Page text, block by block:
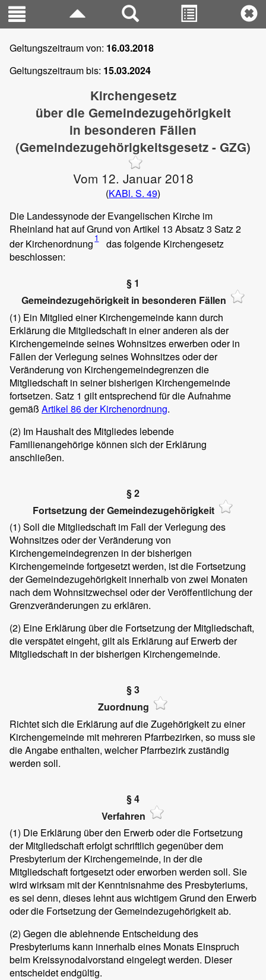
Geltungszeitraum von: 16.03.2018
Geltungszeitraum bis: 15.03.2024
Kirchengesetz
über die Gemeindezugehörigkeit
in besonderen Fällen
(Gemeindezugehörigkeitsgesetz - GZG)
Vom 12. Januar 2018
(KABl. S. 49)
Die Landessynode der Evangelischen Kirche im
Rheinland hat auf Grund von Artikel 13 Absatz 3 Satz 2
der Kirchenordnung 1
das folgende Kirchengesetz
beschlossen:
§ 1
Gemeindezugehörigkeit in besonderen Fällen
(1) Ein Mitglied einer Kirchengemeinde kann durch
Erklärung die Mitgliedschaft in einer anderen als der
Kirchengemeinde seines Wohnsitzes erwerben oder in
Fällen der Verlegung seines Wohnsitzes oder der
Veränderung von Kirchengemeindegrenzen die
Mitgliedschaft in seiner bisherigen Kirchengemeinde
fortsetzen. Satz 1 gilt entsprechend für die Aufnahme
gemäß Artikel 86 der Kirchenordnung.
(2) Im Haushalt des Mitgliedes lebende
Familienangehörige können sich der Erklärung
anschließen.
§ 2
Fortsetzung der Gemeindezugehörigkeit
(1) Soll die Mitgliedschaft im Fall der Verlegung des
Wohnsitzes oder der Veränderung von
Kirchengemeindegrenzen in der bisherigen
Kirchengemeinde fortgesetzt werden, ist die Fortsetzung
der Gemeindezugehörigkeit innerhalb von zwei Monaten
nach dem Wohnsitzwechsel oder der Veröffentlichung der
Grenzveränderungen zu erklären.
(2) Eine Erklärung über die Fortsetzung der Mitgliedschaft,
die verspätet eingeht, gilt als Erklärung auf Erwerb der
Mitgliedschaft in der bisherigen Kirchengemeinde.
§ 3
Zuordnung
Richtet sich die Erklärung auf die Zugehörigkeit zu einer
Kirchengemeinde mit mehreren Pfarrbezirken, so muss sie
die Angabe enthalten, welcher Pfarrbezirk zuständig
werden soll.
§ 4
Verfahren
(1) Die Erklärung über den Erwerb oder die Fortsetzung
der Mitgliedschaft erfolgt schriftlich gegenüber dem
Presbyterium der Kirchengemeinde, in der die
Mitgliedschaft fortgesetzt oder erworben werden soll. Sie
wird wirksam mit der Kenntnisnahme des Presbyteriums,
es sei denn, dieses lehnt aus wichtigem Grund den Erwerb
oder die Fortsetzung der Gemeindezugehörigkeit ab.
(2) Gegen die ablehnende Entscheidung des
Presbyteriums kann innerhalb eines Monats Einspruch
beim Kreissynodalvorstand eingelegt werden. Dieser
entscheidet endgültig.